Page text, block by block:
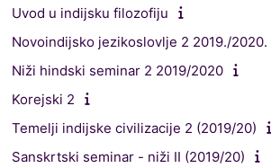
Uvod u indijsku filozofiju
Novoindijsko jezikoslovlje 2 2019./2020.
Niži hindski seminar 2 2019/2020
Korejski 2
Temelji indijske civilizacije 2 (2019/20)
Sanskrtski seminar - niži II (2019/20)